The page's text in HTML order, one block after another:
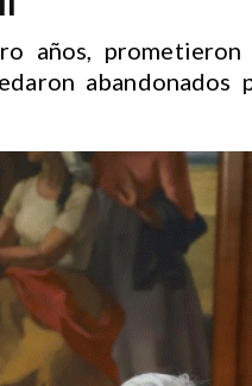
años, prometieron
abandonados